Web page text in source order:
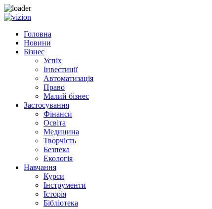
Skip
contentГоловна
Новини
Бізнес
Успіх
Інвестиції
Автоматизація
Право
Малий бізнес
Застосування
Фінанси
Освіта
Медицина
Творчість
Безпека
Екологія
Навчання
Курси
Інструменти
Історія
Бібліотека